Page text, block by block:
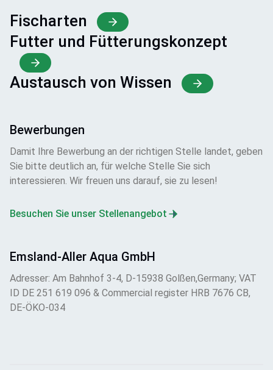
Fischarten
Futter und Fütterungskonzept
Austausch von Wissen
Bewerbungen
Damit Ihre Bewerbung an der richtigen Stelle landet, geben
Sie bitte deutlich an, für welche Stelle Sie sich
interessieren. Wir freuen uns darauf, sie zu lesen!
Besuchen Sie unser Stellenangebot
Emsland-Aller Aqua GmbH
Adresser: Am Bahnhof 3-4, D-15938 Golßen,Germany; VAT
ID DE 251 619 096 & Commercial register HRB 7676 CB,
DE-ÖKO-034